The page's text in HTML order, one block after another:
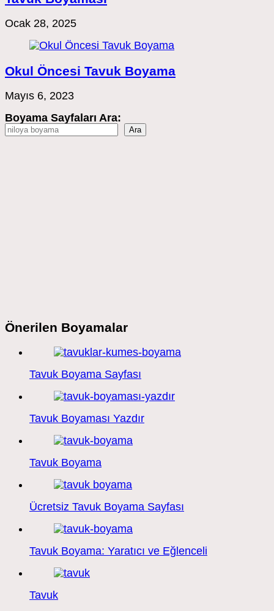
Ocak 28, 2025
Okul Öncesi Tavuk Boyama
Mayıs 6, 2023
Boyama Sayfaları Ara:
Ara
Önerilen Boyamalar
Tavuk Boyama Sayfası
Tavuk Boyaması Yazdır
Tavuk Boyama
Ücretsiz Tavuk Boyama Sayfası
Tavuk Boyama: Yaratıcı ve Eğlenceli
Tavuk